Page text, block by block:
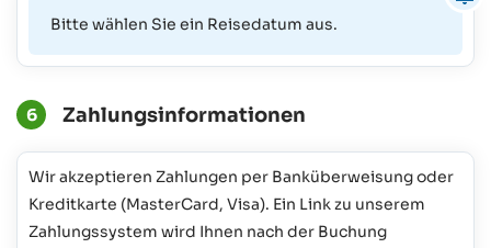
Bitte wählen Sie ein Reisedatum aus.
6 Zahlungsinformationen
Wir akzeptieren Zahlungen per Banküberweisung oder
Kreditkarte (MasterCard, Visa). Ein Link zu unserem
Zahlungssystem wird Ihnen nach der Buchung